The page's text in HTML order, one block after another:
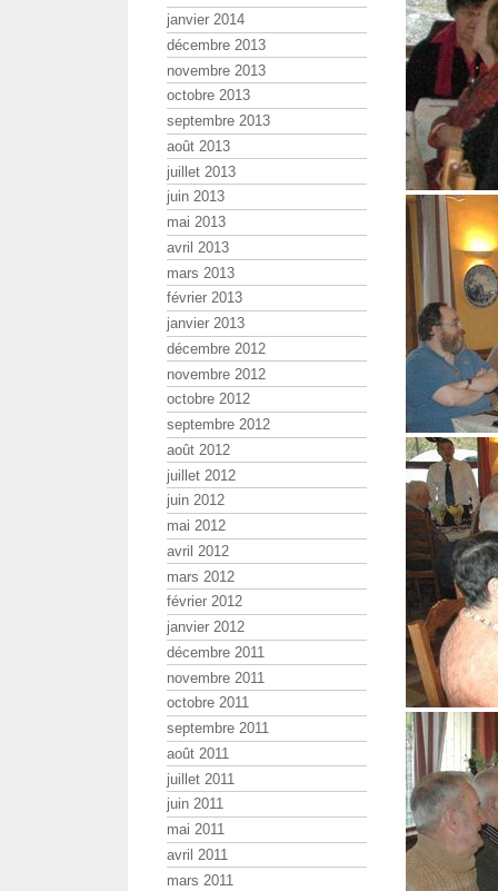
janvier 2014
décembre 2013
novembre 2013
octobre 2013
septembre 2013
août 2013
juillet 2013
juin 2013
mai 2013
avril 2013
mars 2013
février 2013
janvier 2013
décembre 2012
novembre 2012
octobre 2012
septembre 2012
août 2012
juillet 2012
juin 2012
mai 2012
avril 2012
mars 2012
février 2012
janvier 2012
décembre 2011
novembre 2011
octobre 2011
septembre 2011
août 2011
juillet 2011
juin 2011
mai 2011
avril 2011
mars 2011